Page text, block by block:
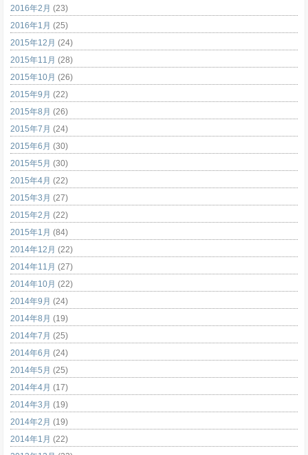
2016年2月 (23)
2016年1月 (25)
2015年12月 (24)
2015年11月 (28)
2015年10月 (26)
2015年9月 (22)
2015年8月 (26)
2015年7月 (24)
2015年6月 (30)
2015年5月 (30)
2015年4月 (22)
2015年3月 (27)
2015年2月 (22)
2015年1月 (84)
2014年12月 (22)
2014年11月 (27)
2014年10月 (22)
2014年9月 (24)
2014年8月 (19)
2014年7月 (25)
2014年6月 (24)
2014年5月 (25)
2014年4月 (17)
2014年3月 (19)
2014年2月 (19)
2014年1月 (22)